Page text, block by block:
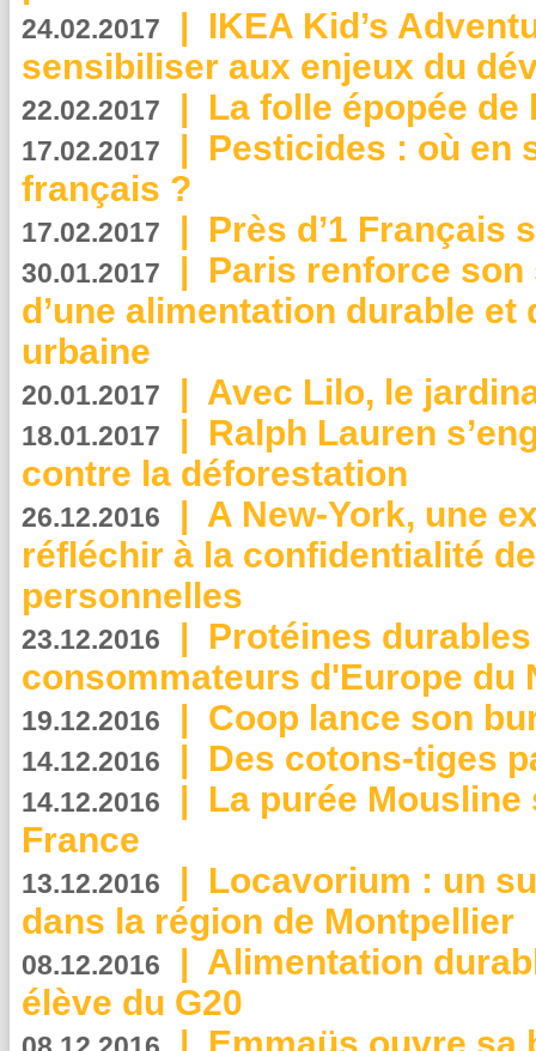
24.02.2017 | IKEA Kid’s
sensibiliser aux enjeux du
22.02.2017 | La folle épopée de
17.02.2017 | Pesticides : où en
français ?
17.02.2017 | Près d’1 Français
30.01.2017 | Paris renforce
d’une alimentation durable et
urbaine
20.01.2017 | Avec Lilo, le
18.01.2017 | Ralph Lauren
contre la déforestation
26.12.2016 | A New-York, une
réfléchir à la confidentialité
personnelles
23.12.2016 | Protéines
consommateurs d'Europe du
19.12.2016 | Coop lance son
14.12.2016 | Des cotons-tiges
14.12.2016 | La purée
France
13.12.2016 | Locavorium : un
dans la région de Montpellier
08.12.2016 | Alimentation
élève du G20